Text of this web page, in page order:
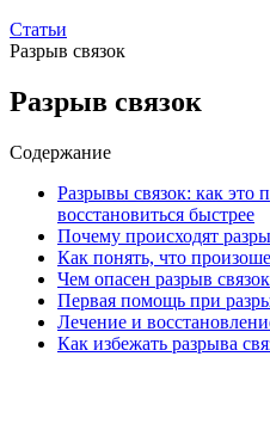
Статьи
Разрыв связок
Разрыв связок
Содержание
Разрывы связок: как это
восстановиться быстрее
Почему происходят
Как понять, что
Чем опасен разрыв связок
Первая помощь при
Лечение и
Как избежать разрыва